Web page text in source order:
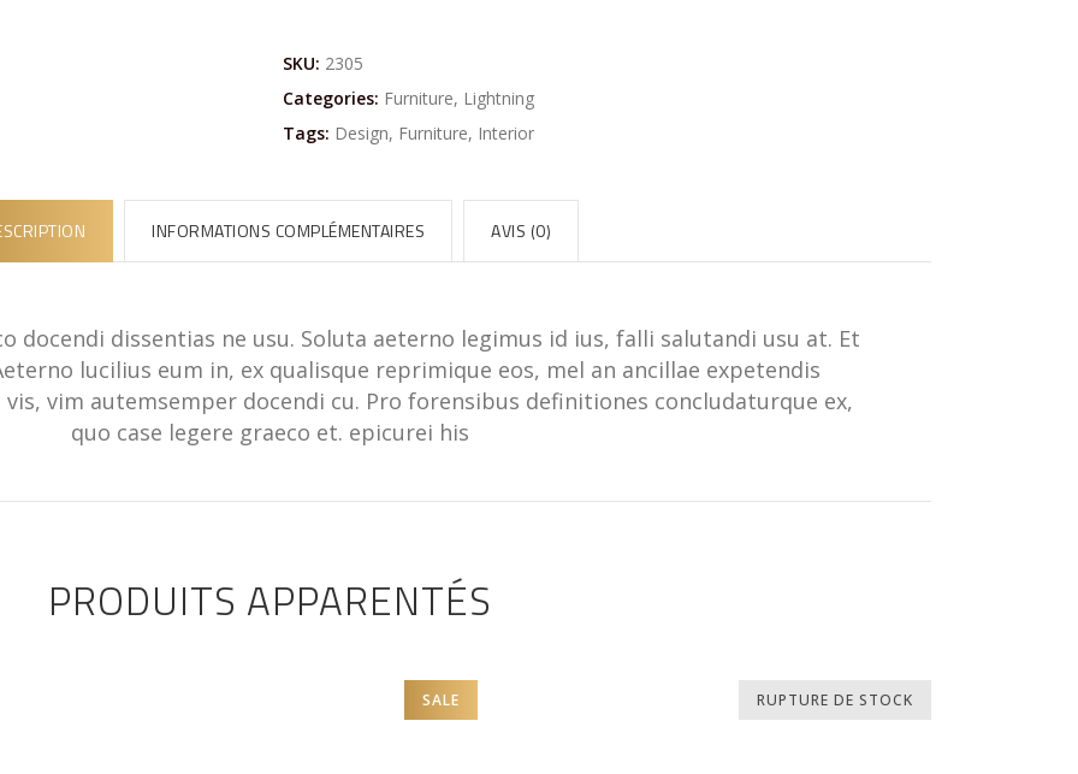
SKU: 2305
Categories: Furniture, Lightning
Tags: Design, Furniture, Interior
INFORMATIONS COMPLÉMENTAIRES AVIS (0)
docendi dissentias ne usu. Soluta aeterno legimus id ius, falli salutandi usu at. Et
lucilius eum in, ex qualisque reprimique eos, mel an ancillae expetendis
vim autemsemper docendi cu. Pro forensibus definitiones concludaturque ex,
quo case legere graeco et. epicurei his
PRODUITS APPARENTÉS
SALE RUPTURE DE STOCK